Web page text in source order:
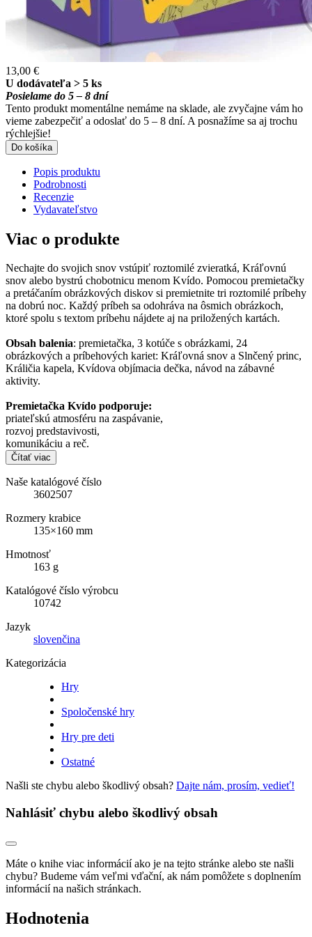
13,00 €
U dodávateľa > 5 ks
Posielame do 5 – 8 dní
Tento produkt momentálne nemáme na sklade, ale zvyčajne vám ho
vieme zabezpečiť a odoslať do 5 – 8 dní. A posnažíme sa aj trochu
rýchlejšie!
Do košíka
Popis produktu
Podrobnosti
Recenzie
Vydavateľstvo
Viac o produkte
Nechajte do svojich snov vstúpiť roztomilé zvieratká, Kráľovnú
snov alebo bystrú chobotnicu menom Kvído. Pomocou premietačky
a pretáčaním obrázkových diskov si premietnite tri roztomilé príbehy
na dobrú noc. Každý príbeh sa odohráva na ôsmich obrázkoch,
ktoré spolu s textom príbehu nájdete aj na priložených kartách.
Obsah balenia: premietačka, 3 kotúče s obrázkami, 24
obrázkových a príbehových kariet: Kráľovná snov a Slnčený princ,
Králičia kapela, Kvídova objímacia dečka, návod na zábavné
aktivity.
Premietačka Kvído podporuje:
priateľskú atmosféru na zaspávanie,
rozvoj predstavivosti,
komunikáciu a reč.
Čítať viac
Naše katalógové číslo
3602507
Rozmery krabice
135×160 mm
Hmotnosť
163 g
Katalógové číslo výrobcu
10742
Jazyk
slovenčina
Kategorizácia
Hry
Spoločenské hry
Hry pre deti
Ostatné
Našli ste chybu alebo škodlivý obsah? Dajte nám, prosím, vedieť!
Nahlásiť chybu alebo škodlivý obsah
Máte o knihe viac informácií ako je na tejto stránke alebo ste našli
chybu? Budeme vám veľmi vďační, ak nám pomôžete s doplnením
informácií na našich stránkach.
Hodnotenia